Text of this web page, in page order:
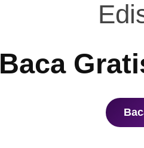
Baca